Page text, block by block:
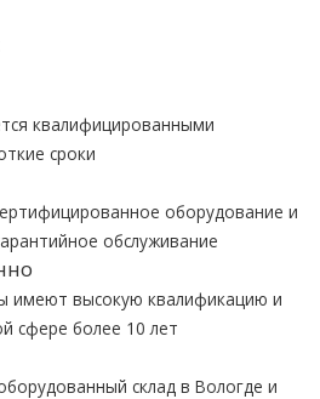
квалифицированными
сроки
оборудование и
обслуживание
имеют высокую квалификацию и
сфере более 10 лет
склад в Вологде и